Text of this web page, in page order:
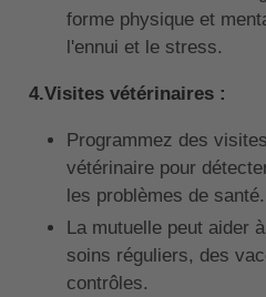
forme physique et
l'ennui et le stress.
4.Visites vétérinaires :
Programmez des
vétérinaire pour
les problèmes de santé.
La mutuelle peut aider
soins réguliers, des
contrôles.